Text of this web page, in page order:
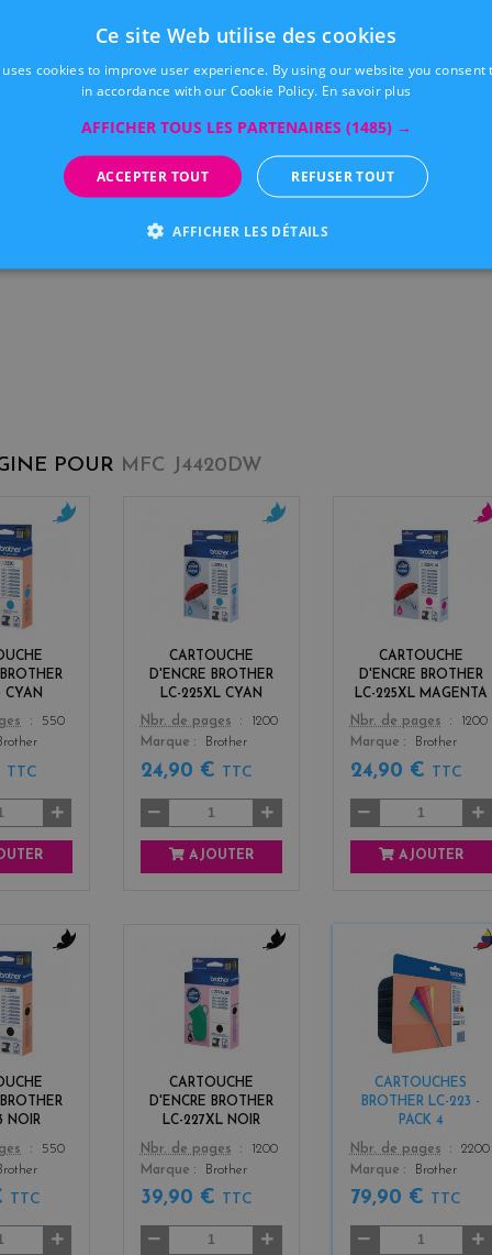
POUR MFC J4420DW
CYAN
550
TTC
CARTOUCHE
D'ENCRE BROTHER
LC-225XL CYAN
Color
Nbr. de pages
1200
Marque
Brother
24,90 € TTC
AJOUTER
CARTOUCHE
D'ENCRE BROTHER
LC-225XL MAGENTA
Color
Nbr. de pages
1200
Marque
Brother
24,90 € TTC
AJOUTER
NOIR
550
TTC
CARTOUCHE
D'ENCRE BROTHER
LC-227XL NOIR
Color
Nbr. de pages
1200
Marque
Brother
39,90 € TTC
CARTOUCHES
BROTHER LC-223 -
PACK 4
Color
Nbr. de pages
2200
Marque
Brother
79,90 € TTC
Ce site Web utilise des cookies
cookies to improve user experience. By using our website you consent
in accordance with our Cookie Policy. En savoir plus
AFFICHER TOUS LES PARTENAIRES (1485) →
ACCEPTER TOUT REFUSER TOUT
AFFICHER LES DÉTAILS